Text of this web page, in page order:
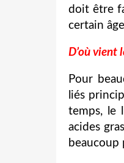
doit être
certain
D’où vient
Pour
liés
temps, le
acides
beaucoup